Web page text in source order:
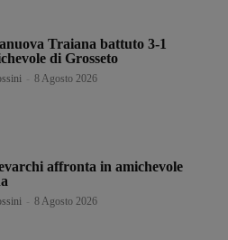
Traiana battuto 3-1
di Grosseto
8 Agosto 2026
affronta in amichevole
8 Agosto 2026